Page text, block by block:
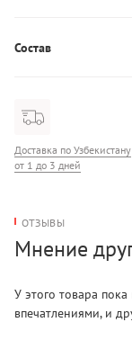
Состав
Доставка по Узбекистану
от 1 до 3 дней
ОТЗЫВЫ
Мнение
У этого товара
впечатлениями, и